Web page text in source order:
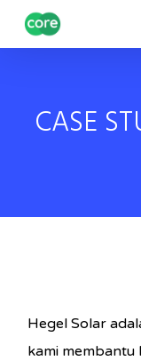
Skip
CASE
Hegel Solar
kami